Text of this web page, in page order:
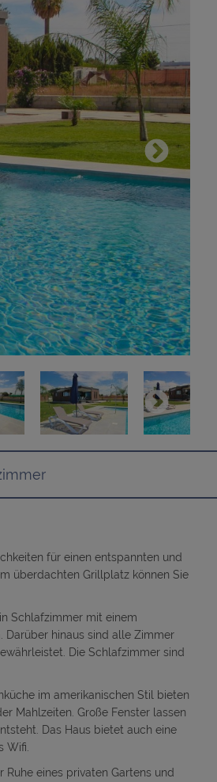
für einen entspannten und
überdachten Grillplatz können Sie
Schlafzimmer mit einem
hinaus sind alle Zimmer
Die Schlafzimmer sind
im amerikanischen Stil bieten
Mahlzeiten. Große Fenster lassen
Das Haus bietet auch eine
Wifi.
eines privaten Gartens und